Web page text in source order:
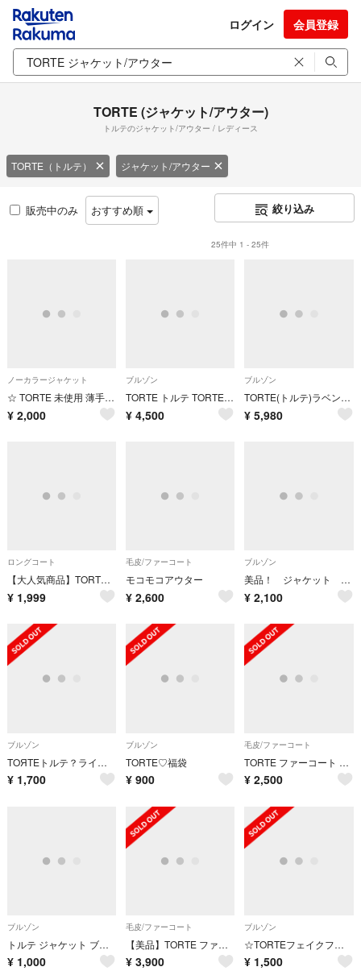
ログイン 会員登録
TORTE (ジャケット/アウター)
トルテのジャケット/アウター / レディース
TORTE（トルテ） ジャケット/アウター
販売中のみ おすすめ順 絞り込み
25件中 1 - 25件
ノーカラージャケット
☆ TORTE 未使用 薄手 ジャケット M
¥ 2,000
ブルゾン
TORTE トルテ TORTE ジャケット フード ポリエステル y2k М
¥ 4,500
ブルゾン
TORTE(トルテ)ラベンダー・もこもこブルゾン・ファーパーカーブルゾン M
¥ 5,980
ロングコート
【大人気商品】TORTE トルテ チェスターコート ピンク M ロングコート
¥ 1,999
毛皮/ファーコート
モコモコアウター
¥ 2,600
ブルゾン
美品！ ジャケット ブルゾン ピンク トルテ TORTE
¥ 2,100
ブルゾン
TOЯTEトルテ？ライトピンクふわふわフードブルゾン
¥ 1,700
ブルゾン
TORTE♡福袋
¥ 900
毛皮/ファーコート
TORTE ファーコート SLY moussy EMODA MURUA
¥ 2,500
ブルゾン
トルテ ジャケット ブルゾン
¥ 1,000
毛皮/ファーコート
【美品】TORTE ファージャケット&スカート
¥ 3,900
ブルゾン
☆TORTEフェイクファーブルゾン☆
¥ 1,500